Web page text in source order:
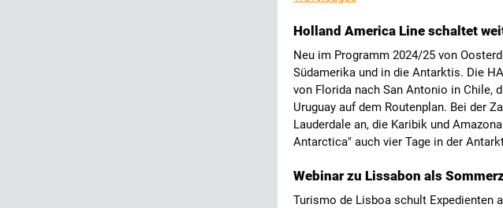
Holland America Line schaltet
Neu im Programm 2024/25 von
Südamerika und in die Antarktis. Die
von Florida nach San Antonio in Chile,
Uruguay auf dem Routenplan. Bei der
Lauderdale an, die Karibik und
Antarctica" auch vier Tage in der
Webinar zu Lissabon als
Turismo de Lisboa schult Expedienten